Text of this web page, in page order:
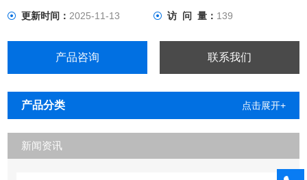
更新时间：2025-11-13 访 问 量： 139
产品咨询 联系我们
产品分类 点击展开+
新闻资讯